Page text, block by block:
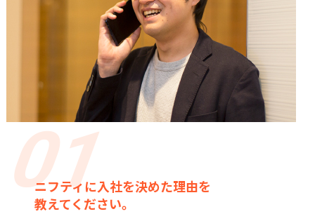
ニフティに入社を決めた理由を
教えてください。